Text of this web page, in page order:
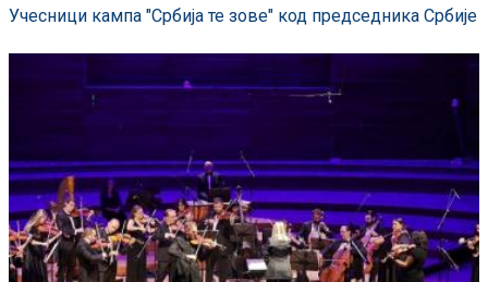
Учесници кампа "Србија те зове" код председника Србије